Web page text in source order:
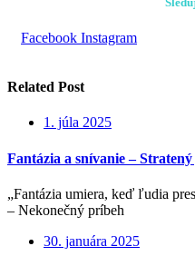
Facebook Instagram
Related Post
1. júla 2025
Fantázia a snívanie –
„Fantázia umiera, keď ľudia
– Nekonečný príbeh
30. januára 2025